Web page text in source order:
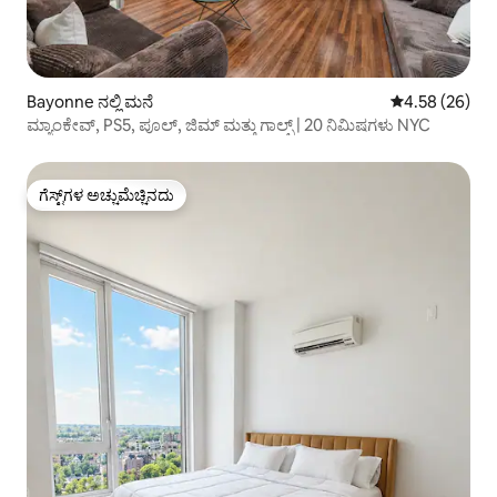
Bayonne ನಲ್ಲಿ ಮನೆ 5 ರಲ್ಲಿ 4.58
4.58 (26)
ಮ್ಯಾಂಕೇವ್, PS5, ಪೂಲ್, ಜಿಮ್ ಮತ್ತು ಗಾಲ್ಫ್ | 20 ನಿಮಿಷಗಳು NYC
ಗೆಸ್ಟ್‌ಗಳ ಅಚ್ಚುಮೆಚ್ಚಿನದು
ಗೆಸ್ಟ್‌ಗಳ ಅಚ್ಚುಮೆಚ್ಚಿನದು